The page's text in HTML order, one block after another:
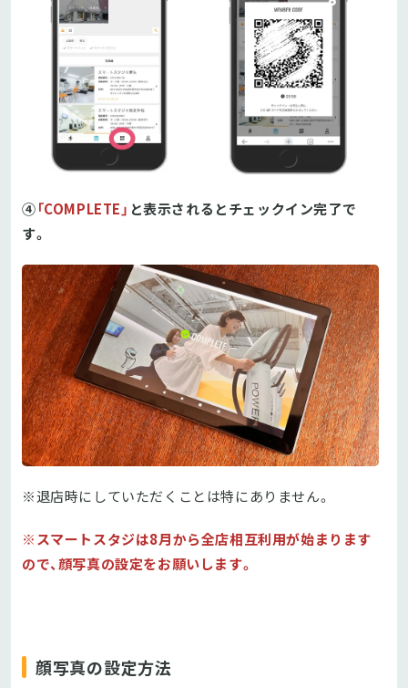
④「COMPLETE」 と表示されるとチェックイン完了で
す。
※退店時にしていただくことは特にありません。
※スマートスタジは8月から全店相互利用が始まります
ので、顔写真の設定をお願いします。
顔写真の設定方法